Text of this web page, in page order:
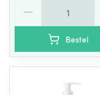
Bestel